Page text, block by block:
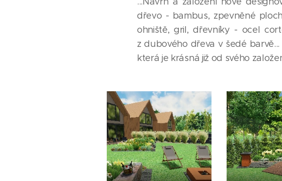
dřevo - bambus, zpevněné
ohniště, gril, dřevníky - ocel
z dubového dřeva v šedé
která je krásná již od svého